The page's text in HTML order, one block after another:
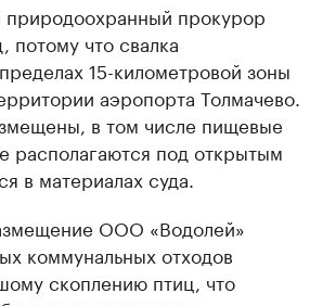
прокурор
потому что свалка
15-километровой зоны
аэропорта Толмачево.
в том числе пищевые
располагаются под открытым
в материалах суда.
ООО «Водолей»
коммунальных отходов
скоплению птиц, что